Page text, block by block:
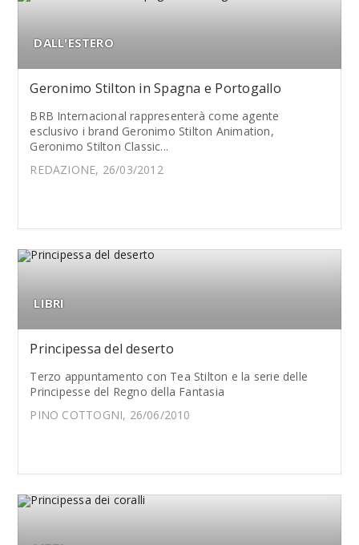
DALL'ESTERO
Geronimo Stilton in Spagna e Portogallo
BRB Internacional rappresenterà come agente
esclusivo i brand Geronimo Stilton Animation,
Geronimo Stilton Classic...
REDAZIONE, 26/03/2012
LIBRI
Principessa del deserto
Terzo appuntamento con Tea Stilton e la serie delle
Principesse del Regno della Fantasia
PINO COTTOGNI, 26/06/2010